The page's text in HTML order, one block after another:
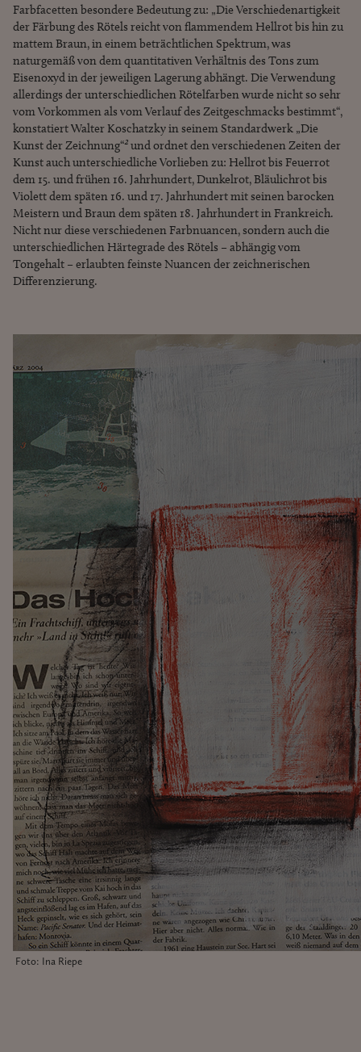
Farbfacetten besondere Bedeutung zu: „Die Verschiedenartigkeit
der Färbung des Rötels reicht von flammendem Hellrot bis hin zu
mattem Braun, in einem beträchtlichen Spektrum, was
naturgemäß von dem quantitativen Verhältnis des Tons zum
Eisenoxyd in der jeweiligen Lagerung abhängt. Die Verwendung
allerdings der unterschiedlichen Rötelfarben wurde nicht so sehr
vom Vorkommen als vom Verlauf des Zeitgeschmacks bestimmt“,
konstatiert Walter Koschatzky in seinem Standardwerk „Die
Kunst der Zeichnung“²und ordnet den verschiedenen Zeiten der
Kunst auch unterschiedliche Vorlieben zu: Hellrot bis Feuerrot
dem 15. und frühen 16. Jahrhundert, Dunkelrot, Bläulichrot bis
Violett dem späten 16. und 17. Jahrhundert mit seinen barocken
Meistern und Braun dem späten 18. Jahrhundert in Frankreich.
Nicht nur diese verschiedenen Farbnuancen, sondern auch die
unterschiedlichen Härtegrade des Rötels – abhängig vom
Tongehalt – erlaubten feinste Nuancen der zeichnerischen
Differenzierung.
Foto: Ina Riepe